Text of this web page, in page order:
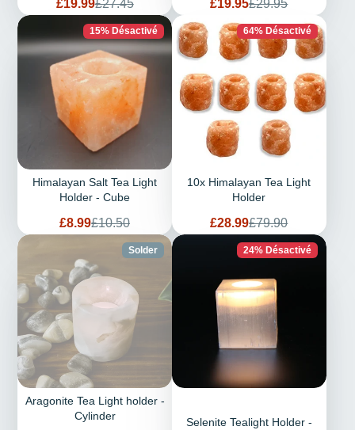
de
vente
£19.99
habituel
£27.45
vente
£19.95£29.95
15% Désactivé
Himalayan Salt Tea Light
Holder - Cube
Prix
de
£8.99Prix
habituel
£10.50
64% Désactivé
10x Himalayan Tea Light
Holder
Prix
de
vente
£28.99Prix
habituel
£79.90
Solder
Aragonite Tea Light holder -
Cylinder
24% Désactivé
Selenite Tealight Holder -